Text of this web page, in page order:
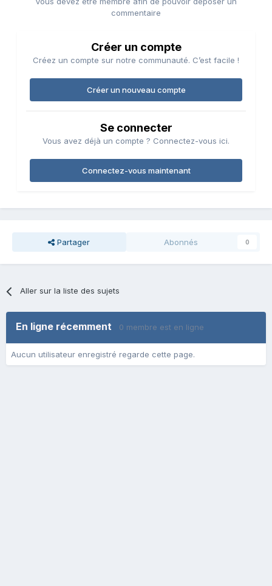
commentaire
Créer un compte
Créez un compte sur notre communauté. C’est facile !
Créer un nouveau compte
Se connecter
Vous avez déjà un compte ? Connectez-vous ici.
Connectez-vous maintenant
Partager Abonnés 0
Aller sur la liste des sujets
En ligne récemment 0 membre est en ligne
Aucun utilisateur enregistré regarde cette page.